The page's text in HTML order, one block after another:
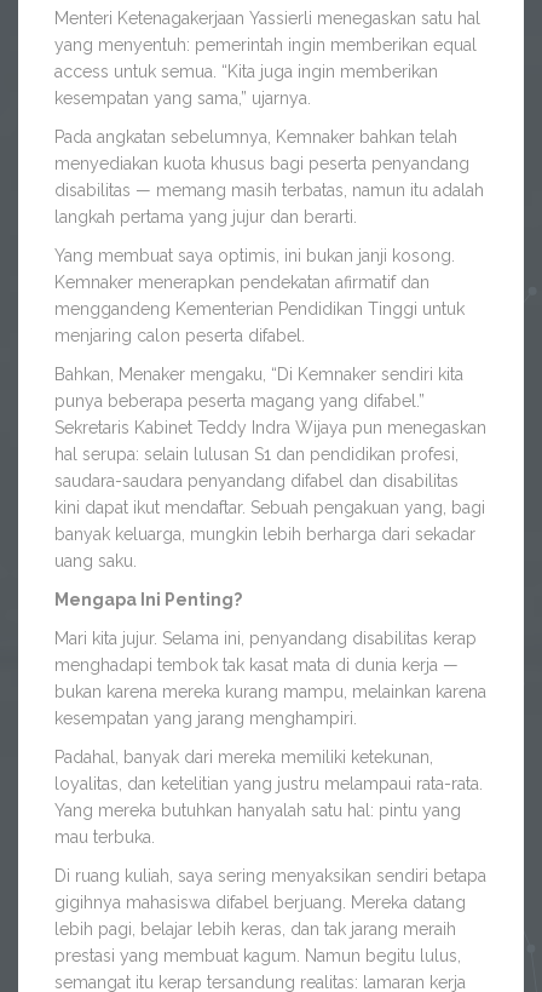
Menteri Ketenagakerjaan Yassierli menegaskan satu hal
yang menyentuh: pemerintah ingin memberikan equal
access untuk semua. “Kita juga ingin memberikan
kesempatan yang sama,” ujarnya.
Pada angkatan sebelumnya, Kemnaker bahkan telah
menyediakan kuota khusus bagi peserta penyandang
disabilitas — memang masih terbatas, namun itu adalah
langkah pertama yang jujur dan berarti.
Yang membuat saya optimis, ini bukan janji kosong.
Kemnaker menerapkan pendekatan afirmatif dan
menggandeng Kementerian Pendidikan Tinggi untuk
menjaring calon peserta difabel.
Bahkan, Menaker mengaku, “Di Kemnaker sendiri kita
punya beberapa peserta magang yang difabel.”
Sekretaris Kabinet Teddy Indra Wijaya pun menegaskan
hal serupa: selain lulusan S1 dan pendidikan profesi,
saudara-saudara penyandang difabel dan disabilitas
kini dapat ikut mendaftar. Sebuah pengakuan yang, bagi
banyak keluarga, mungkin lebih berharga dari sekadar
uang saku.
Mengapa Ini Penting?
Mari kita jujur. Selama ini, penyandang disabilitas kerap
menghadapi tembok tak kasat mata di dunia kerja —
bukan karena mereka kurang mampu, melainkan karena
kesempatan yang jarang menghampiri.
Padahal, banyak dari mereka memiliki ketekunan,
loyalitas, dan ketelitian yang justru melampaui rata-rata.
Yang mereka butuhkan hanyalah satu hal: pintu yang
mau terbuka.
Di ruang kuliah, saya sering menyaksikan sendiri betapa
gigihnya mahasiswa difabel berjuang. Mereka datang
lebih pagi, belajar lebih keras, dan tak jarang meraih
prestasi yang membuat kagum. Namun begitu lulus,
semangat itu kerap tersandung realitas: lamaran kerja